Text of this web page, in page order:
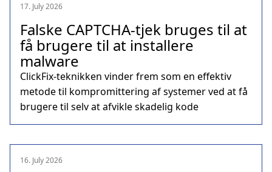
17. July 2026
Falske CAPTCHA-tjek bruges til at
få brugere til at installere
malware
ClickFix-teknikken vinder frem som en effektiv
metode til kompromittering af systemer ved at få
brugere til selv at afvikle skadelig kode
16. July 2026